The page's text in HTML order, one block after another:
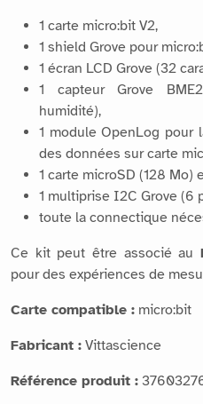
1 carte micro:bit V2,
1 shield Grove pour
1 écran LCD Grove (32
1 capteur Grove
humidité),
1 module OpenLog pour
des données sur carte
1 carte microSD (128 Mo)
1 multiprise I2C Grove (6
toute la connectique
Ce kit peut être associé au
pour des expériences de
Carte compatible : micro:bit
Fabricant : Vittascience
Référence produit :